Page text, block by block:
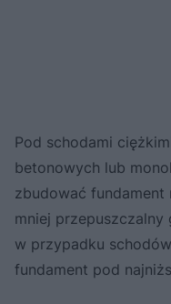
Pod schodami
betonowych lub
zbudować fundament
mniej przepuszczalny
w przypadku
fundament pod